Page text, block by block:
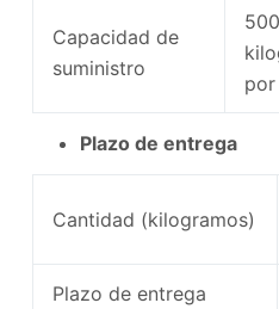
Capacidad de
suministro
Plazo de entrega
Cantidad (kilogramos)
Plazo de entrega